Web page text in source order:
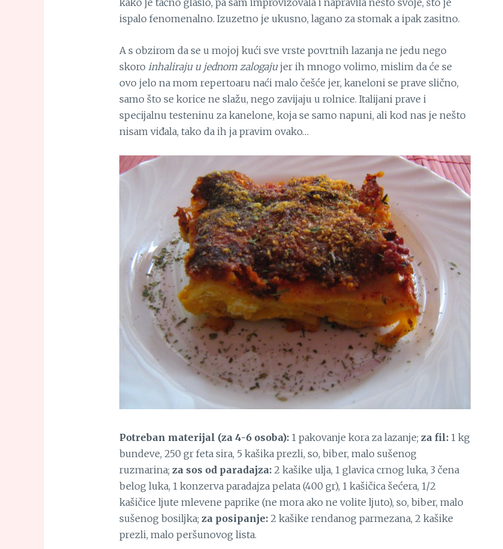
kako je tačno glasio, pa sam improvizovala i napravila nešto svoje, što je
ispalo fenomenalno. Izuzetno je ukusno, lagano za stomak a ipak zasitno.
A s obzirom da se u mojoj kući sve vrste povrtnih lazanja ne jedu nego
skoro inhaliraju u jednom zalogajujer ih mnogo volimo, mislim da će se
ovo jelo na mom repertoaru naći malo češće jer, kaneloni se prave slično,
samo što se korice ne slažu, nego zavijaju u rolnice. Italijani prave i
specijalnu testeninu za kanelone, koja se samo napuni, ali kod nas je nešto
nisam viđala, tako da ih ja pravim ovako…
Potreban materijal (za 4-6 osoba):1 pakovanje kora za lazanje; za fil:1 kg
bundeve, 250 gr feta sira, 5 kašika prezli, so, biber, malo sušenog
ruzmarina; za sos od paradajza:2 kašike ulja, 1 glavica crnog luka, 3 čena
belog luka, 1 konzerva paradajza pelata (400 gr), 1 kašičica šećera, 1/2
kašičice ljute mlevene paprike (ne mora ako ne volite ljuto), so, biber, malo
sušenog bosiljka; za posipanje:2 kašike rendanog parmezana, 2 kašike
prezli, malo peršunovog lista.